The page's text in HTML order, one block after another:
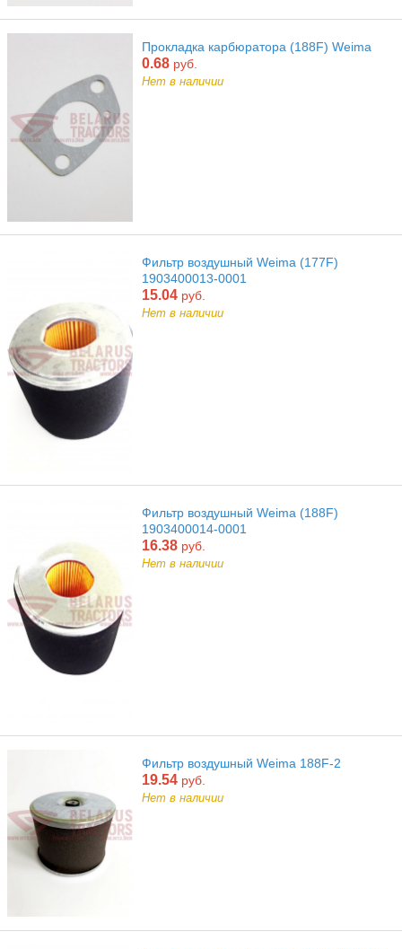
Прокладка карбюратора (188F) Weima
0.68 руб.
Нет в наличии
Фильтр воздушный Weima (177F)
1903400013-0001
15.04 руб.
Нет в наличии
Фильтр воздушный Weima (188F)
1903400014-0001
16.38 руб.
Нет в наличии
Фильтр воздушный Weima 188F-2
19.54 руб.
Нет в наличии